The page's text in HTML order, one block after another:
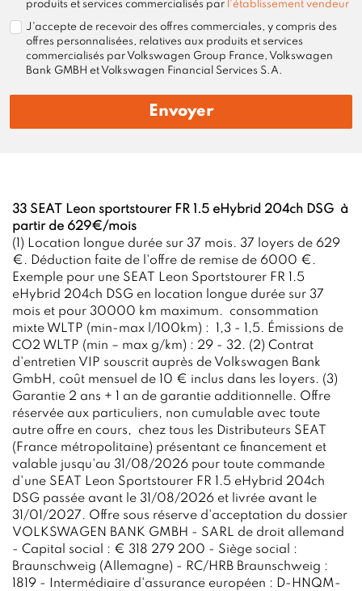
produits et services commercialisés par l'établissement vendeur
J'accepte de recevoir des offres commerciales, y compris des
offres personnalisées, relatives aux produits et services
commercialisés par Volkswagen Group France, Volkswagen
Bank GMBH et Volkswagen Financial Services S.A.
Envoyer
33 SEAT Leon sportstourer FR 1.5 eHybrid 204ch DSG à
partir de 629€/mois
(1) Location longue durée sur 37 mois. 37 loyers de 629
€. Déduction faite de l'offre de remise de 6000 €.
Exemple pour une SEAT Leon Sportstourer FR 1.5
eHybrid 204ch DSG en location longue durée sur 37
mois et pour 30000 km maximum. consommation
mixte WLTP (min-max l/100km) : 1,3 - 1,5. Émissions de
CO2 WLTP (min – max g/km) : 29 - 32. (2) Contrat
d'entretien VIP souscrit auprès de Volkswagen Bank
GmbH, coût mensuel de 10 € inclus dans les loyers. (3)
Garantie 2 ans + 1 an de garantie additionnelle. Offre
réservée aux particuliers, non cumulable avec toute
autre offre en cours, chez tous les Distributeurs SEAT
(France métropolitaine) présentant ce financement et
valable jusqu'au 31/08/2026 pour toute commande
d'une SEAT Leon Sportstourer FR 1.5 eHybrid 204ch
DSG passée avant le 31/08/2026 et livrée avant le
31/01/2027. Offre sous réserve d'acceptation du dossier
VOLKSWAGEN BANK GMBH - SARL de droit allemand
- Capital social : € 318 279 200 - Siège social :
Braunschweig (Allemagne) - RC/HRB Braunschweig :
1819 - Intermédiaire d'assurance européen : D-HNQM-